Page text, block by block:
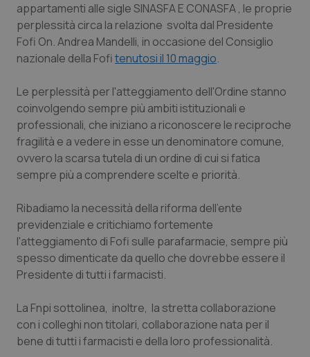
Professionisti Sanitari.AI
Abruzzo
Basilicata
Calabria
Campania
Friuli Venezia Giulia
Lazio
Liguria
Lombardia
QS Pro Gold
Artrite & artrosi
Asma & BPCO
Car-T
Dermatite Atopica
Diabete & glucometri
Disturbi dell’umore
Dolore
appartamenti alle sigle SINASFA E CONASFA , le proprie
perplessità circa la relazione svolta dal Presidente
Fofi On. Andrea Mandelli, in occasione del Consiglio
nazionale della Fofitenutosi il 10 maggio.
Le perplessità per l'atteggiamento dell'Ordine stanno
coinvolgendo sempre più ambiti istituzionali e
professionali, che iniziano a riconoscere le reciproche
fragilità e a vedere in esse un denominatore comune,
ovvero la scarsa tutela di un ordine di cui si fatica
sempre più a comprendere scelte e priorità.
Ribadiamo la necessità della riforma dell'ente
previdenziale e critichiamo fortemente
l'atteggiamento di Fofi sulle parafarmacie, sempre più
spesso dimenticate da quello che dovrebbe essere il
Presidente di tutti i farmacisti.
La Fnpi sottolinea, inoltre, la stretta collaborazione
con i colleghi non titolari, collaborazione nata per il
bene di tutti i farmacisti e della loro professionalità.